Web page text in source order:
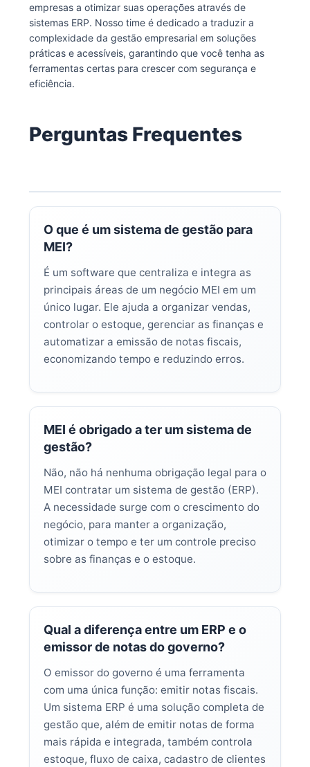
empresas a otimizar suas operações através de
sistemas ERP. Nosso time é dedicado a traduzir a
complexidade da gestão empresarial em soluções
práticas e acessíveis, garantindo que você tenha as
ferramentas certas para crescer com segurança e
eficiência.
Perguntas Frequentes
O que é um sistema de gestão para
MEI?
É um software que centraliza e integra as
principais áreas de um negócio MEI em um
único lugar. Ele ajuda a organizar vendas,
controlar o estoque, gerenciar as finanças e
automatizar a emissão de notas fiscais,
economizando tempo e reduzindo erros.
MEI é obrigado a ter um sistema de
gestão?
Não, não há nenhuma obrigação legal para o
MEI contratar um sistema de gestão (ERP).
A necessidade surge com o crescimento do
negócio, para manter a organização,
otimizar o tempo e ter um controle preciso
sobre as finanças e o estoque.
Qual a diferença entre um ERP e o
emissor de notas do governo?
O emissor do governo é uma ferramenta
com uma única função: emitir notas fiscais.
Um sistema ERP é uma solução completa de
gestão que, além de emitir notas de forma
mais rápida e integrada, também controla
estoque, fluxo de caixa, cadastro de clientes